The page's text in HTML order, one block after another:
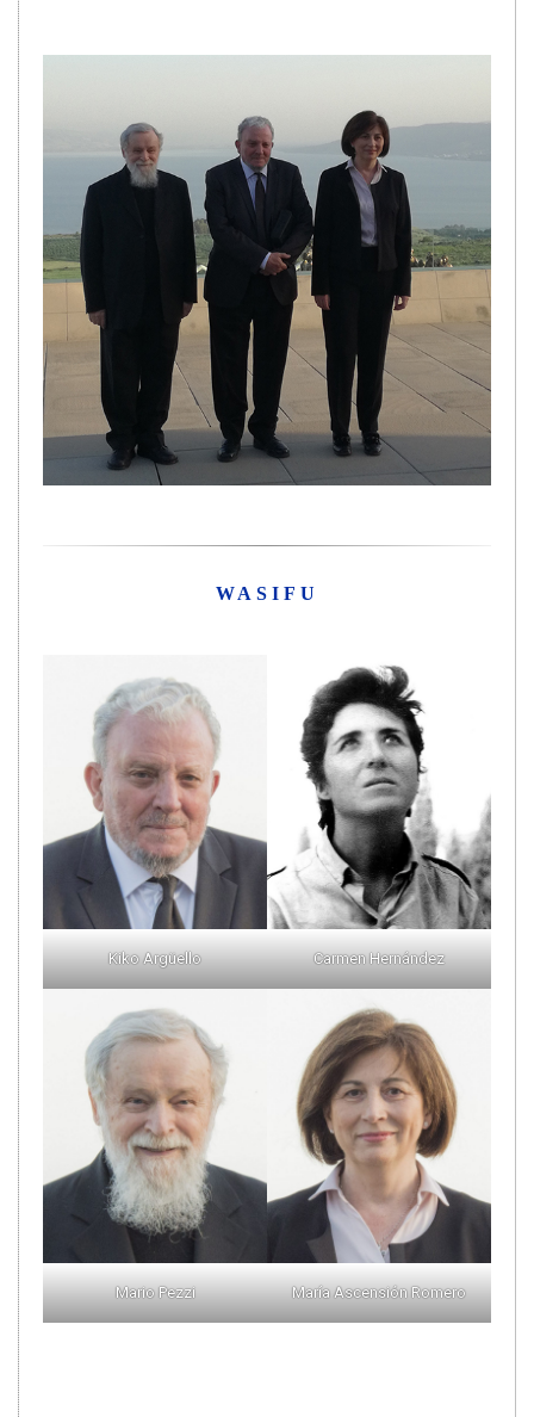
WASIFU
Kiko Argüello Carmen Hernández
Mario Pezzi María Ascensión Romero